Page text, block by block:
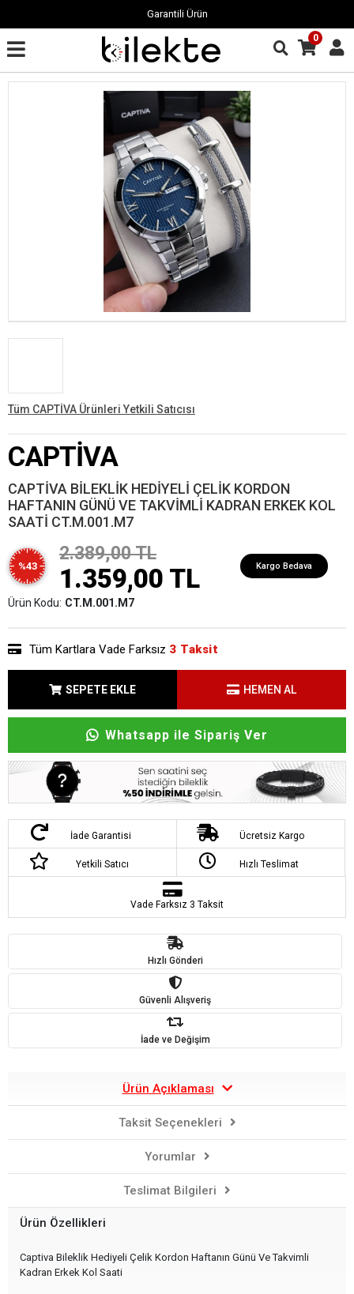
Garantili Ürün
0
Tüm CAPTİVA Ürünleri Yetkili Satıcısı
CAPTİVA
CAPTİVA BİLEKLİK HEDİYELİ ÇELİK KORDON
HAFTANIN GÜNÜ VE TAKVİMLİ KADRAN ERKEK KOL
SAATİ CT.M.001.M7
%43
2.389,00 TL
1.359,00 TL Kargo Bedava
Ürün Kodu: CT.M.001.M7
Tüm Kartlara Vade Farksız 3 Taksit
SEPETE EKLE HEMEN AL
Whatsapp ile Sipariş Ver
İade Garantisi Ücretsiz Kargo
Yetkili Satıcı Hızlı Teslimat
Vade Farksız 3 Taksit
Hızlı Gönderi
Güvenli Alışveriş
İade ve Değişim
Ürün Açıklaması
Taksit Seçenekleri
Yorumlar
Teslimat Bilgileri
Ürün Özellikleri
Captiva Bileklik Hediyeli Çelik Kordon Haftanın Günü Ve Takvimli
Kadran Erkek Kol Saati